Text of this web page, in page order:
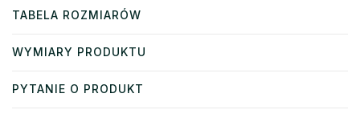
TABELA ROZMIARÓW
WYMIARY PRODUKTU
PYTANIE O PRODUKT